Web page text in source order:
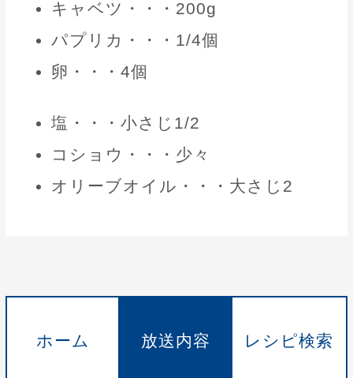
キャベツ・・・200g
パプリカ・・・1/4個
卵・・・4個
塩・・・小さじ1/2
コショウ・・・少々
オリーブオイル・・・大さじ2
ホーム 放送内容 レシピ検索